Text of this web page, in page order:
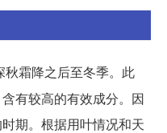
秋霜降之后至冬季。此
有较高的有效成分。因
期。根据用叶情况和天